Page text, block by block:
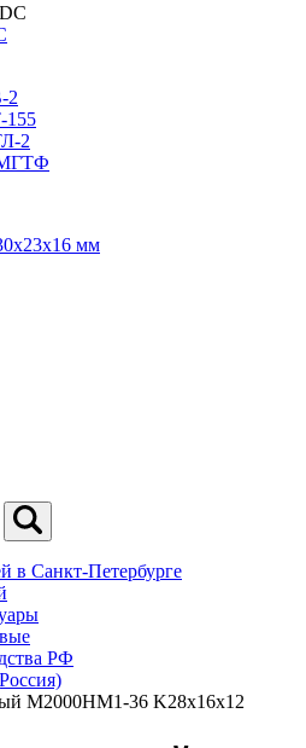
2
2
мм
в Санкт-Петербурге
РФ
М2000НМ1-36 K28x16х12